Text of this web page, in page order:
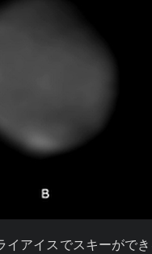
アイスでスキーがで